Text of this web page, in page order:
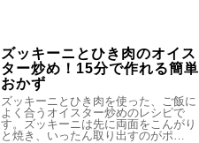
ズッキーニとひき肉のオイス
ター炒め！15分で作れる簡単
おかず
ズッキーニとひき肉を使った、ご飯に
よく合うオイスター炒めのレシピで
す。ズッキーニは先に両面をこんがり
と焼き、いったん取り出すのがポ…